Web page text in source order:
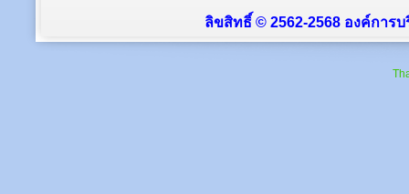
ลิขสิทธิ์ © 2562-2568 องค์การ